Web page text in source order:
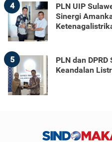
4
PLN UIP
Sinergi
5
PLN dan
Keandalan